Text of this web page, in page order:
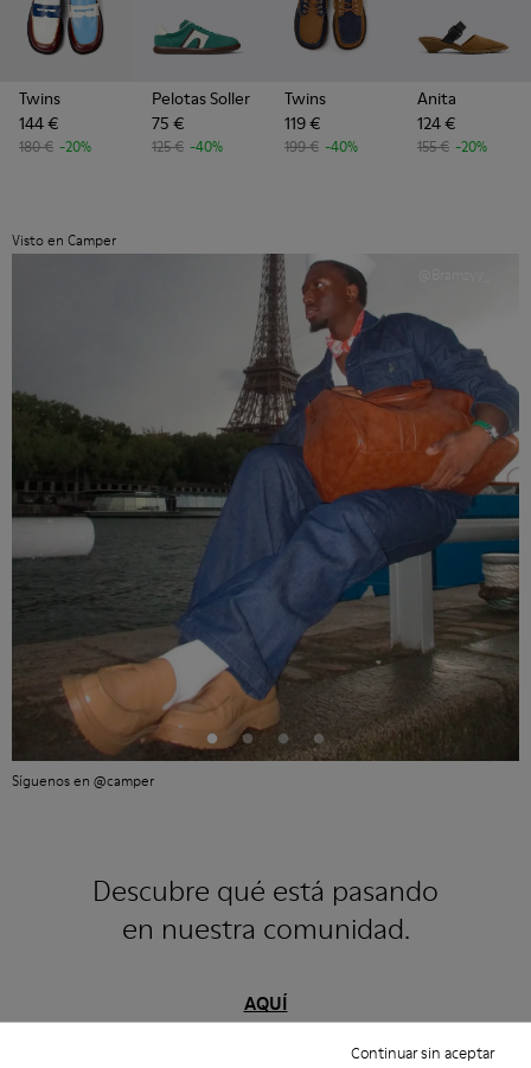
Continuar sin aceptar
Twins
144 €
180 € -20%
Pelotas Soller
75 €
125 € -40%
Twins
119 €
199 € -40%
Anita
124 €
155 € -20%
Descubre qué está pasando
en nuestra comunidad.
AQUÍ
Visto en Camper
Síguenos en @camper